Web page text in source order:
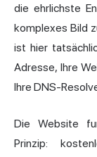
die ehrlichste
komplexes Bild
ist hier
Adresse, Ihre
Ihre DNS-
Die Website
Prinzip: